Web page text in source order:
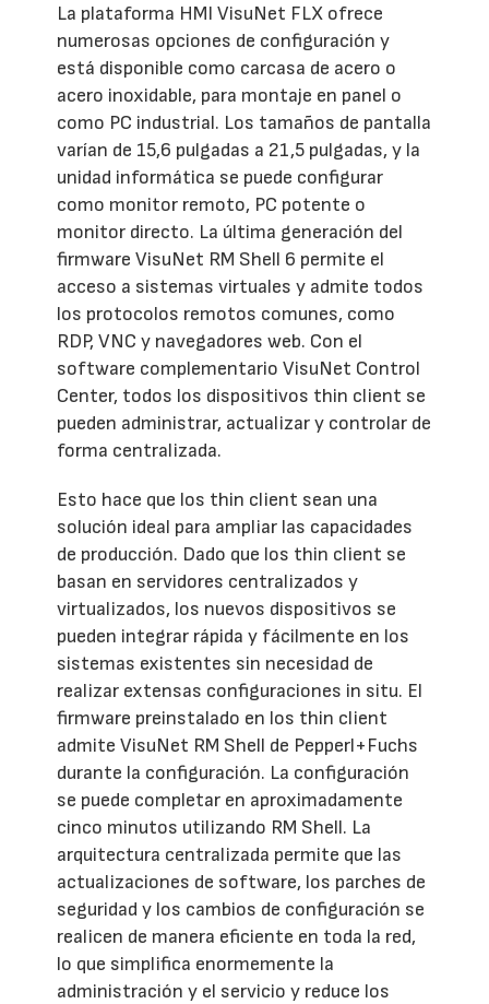
La plataforma HMI VisuNet FLX ofrece
numerosas opciones de configuración y
está disponible como carcasa de acero o
acero inoxidable, para montaje en panel o
como PC industrial. Los tamaños de pantalla
varían de 15,6 pulgadas a 21,5 pulgadas, y la
unidad informática se puede configurar
como monitor remoto, PC potente o
monitor directo. La última generación del
firmware VisuNet RM Shell 6 permite el
acceso a sistemas virtuales y admite todos
los protocolos remotos comunes, como
RDP, VNC y navegadores web. Con el
software complementario VisuNet Control
Center, todos los dispositivos thin client se
pueden administrar, actualizar y controlar de
forma centralizada.
Esto hace que los thin client sean una
solución ideal para ampliar las capacidades
de producción. Dado que los thin client se
basan en servidores centralizados y
virtualizados, los nuevos dispositivos se
pueden integrar rápida y fácilmente en los
sistemas existentes sin necesidad de
realizar extensas configuraciones in situ. El
firmware preinstalado en los thin client
admite VisuNet RM Shell de Pepperl+Fuchs
durante la configuración. La configuración
se puede completar en aproximadamente
cinco minutos utilizando RM Shell. La
arquitectura centralizada permite que las
actualizaciones de software, los parches de
seguridad y los cambios de configuración se
realicen de manera eficiente en toda la red,
lo que simplifica enormemente la
administración y el servicio y reduce los